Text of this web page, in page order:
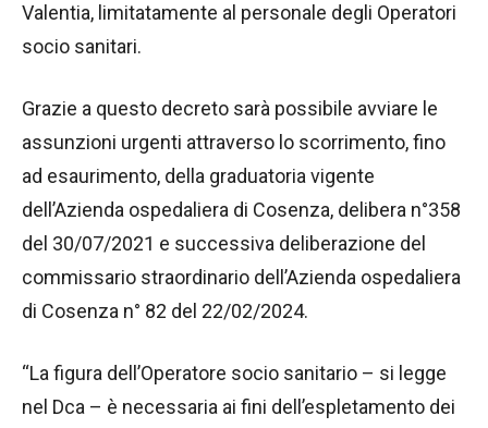
Valentia, limitatamente al personale degli Operatori
socio sanitari.
Grazie a questo decreto sarà possibile avviare le
assunzioni urgenti attraverso lo scorrimento, fino
ad esaurimento, della graduatoria vigente
dell’Azienda ospedaliera di Cosenza, delibera n°358
del 30/07/2021 e successiva deliberazione del
commissario straordinario dell’Azienda ospedaliera
di Cosenza n° 82 del 22/02/2024.
“La figura dell’Operatore socio sanitario – si legge
nel Dca – è necessaria ai fini dell’espletamento dei